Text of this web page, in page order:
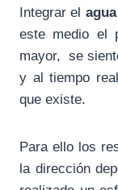
Integrar el agua
este medio el
mayor, se
y al tiempo
que existe.
Para ello los
la dirección